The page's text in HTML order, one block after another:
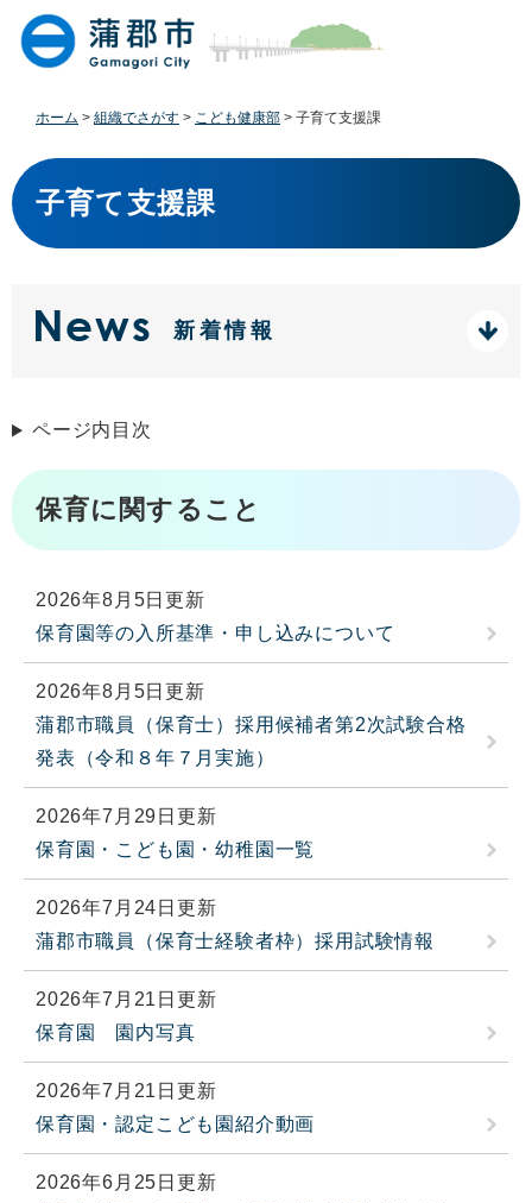
す
。
し
て
ホーム > 組織でさがす > こども健康部 > 子育て支援課
本
文
子育て支援課
新着情報
ページ内目次
保育に関すること
2026年8月5日更新
保育園等の入所基準・申し込みについて
2026年8月5日更新
蒲郡市職員（保育士）採用候補者第2次試験合格
発表（令和８年７月実施）
2026年7月29日更新
保育園・こども園・幼稚園一覧
2026年7月24日更新
蒲郡市職員（保育士経験者枠）採用試験情報
2026年7月21日更新
保育園 園内写真
2026年7月21日更新
保育園・認定こども園紹介動画
2026年6月25日更新